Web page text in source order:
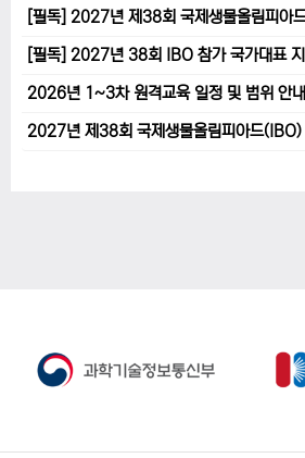
2026년 1~3차 원격교육 일정 및 범위 안내